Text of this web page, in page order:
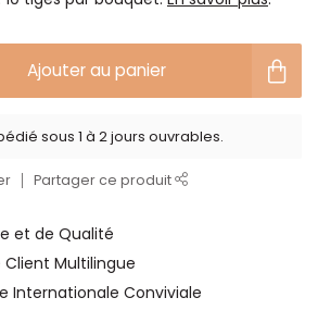
Ajouter au panier
sous 1 à 2 jours ouvrables.
Partager ce produit
et de Qualité
Client Multilingue
Internationale Conviviale